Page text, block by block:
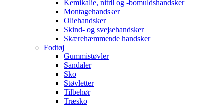
Kemikalie, nitril og -bomuldshandsker
Montagehandsker
Oliehandsker
Skind- og svejsehandsker
Skærehæmmende handsker
Fodtøj
Gummistøvler
Sandaler
Sko
Støvletter
Tilbehør
Træsko